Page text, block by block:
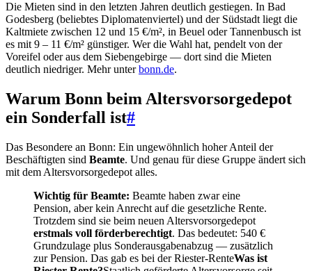
Die Mieten sind in den letzten Jahren deutlich gestiegen. In Bad
Godesberg (beliebtes Diplomatenviertel) und der Südstadt liegt die
Kaltmiete zwischen 12 und 15 €/m², in Beuel oder Tannenbusch ist
es mit 9 – 11 €/m² günstiger. Wer die Wahl hat, pendelt von der
Voreifel oder aus dem Siebengebirge — dort sind die Mieten
deutlich niedriger. Mehr unterbonn.de.
Warum Bonn beim Altersvorsorgedepot
ein Sonderfall ist#
Das Besondere an Bonn: Ein ungewöhnlich hoher Anteil der
Beschäftigten sind Beamte. Und genau für diese Gruppe ändert sich
mit dem Altersvorsorgedepot alles.
Wichtig für Beamte: Beamte haben zwar eine
Pension, aber kein Anrecht auf die gesetzliche Rente.
Trotzdem sind sie beim neuen Altersvorsorgedepot
erstmals voll förderberechtigt. Das bedeutet: 540 €
Grundzulage plus Sonderausgabenabzug — zusätzlich
zur Pension. Das gab es bei derRiester-RenteWas ist